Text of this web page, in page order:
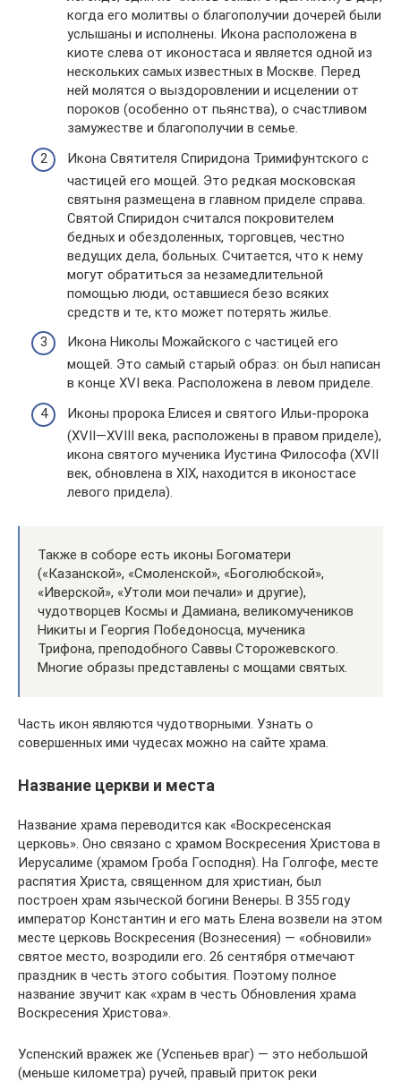
когда его молитвы о благополучии дочерей были
услышаны и исполнены. Икона расположена в
киоте слева от иконостаса и является одной из
нескольких самых известных в Москве. Перед
ней молятся о выздоровлении и исцелении от
пороков (особенно от пьянства), о счастливом
замужестве и благополучии в семье.
Икона Святителя Спиридона Тримифунтского с
частицей его мощей. Это редкая московская
святыня размещена в главном приделе справа.
Святой Спиридон считался покровителем
бедных и обездоленных, торговцев, честно
ведущих дела, больных. Считается, что к нему
могут обратиться за незамедлительной
помощью люди, оставшиеся безо всяких
средств и те, кто может потерять жилье.
Икона Николы Можайского с частицей его
мощей. Это самый старый образ: он был написан
в конце XVI века. Расположена в левом приделе.
Иконы пророка Елисея и святого Ильи-пророка
(XVII—XVIII века, расположены в правом приделе),
икона святого мученика Иустина Философа (XVII
век, обновлена в XIX, находится в иконостасе
левого придела).
Также в соборе есть иконы Богоматери
(«Казанской», «Смоленской», «Боголюбской»,
«Иверской», «Утоли мои печали» и другие),
чудотворцев Космы и Дамиана, великомучеников
Никиты и Георгия Победоносца, мученика
Трифона, преподобного Саввы Сторожевского.
Многие образы представлены с мощами святых.
Часть икон являются чудотворными. Узнать о
совершенных ими чудесах можно на сайте храма.
Название церкви и места
Название храма переводится как «Воскресенская
церковь». Оно связано с храмом Воскресения Христова в
Иерусалиме (храмом Гроба Господня). На Голгофе, месте
распятия Христа, священном для христиан, был
построен храм языческой богини Венеры. В 355 году
император Константин и его мать Елена возвели на этом
месте церковь Воскресения (Вознесения) — «обновили»
святое место, возродили его. 26 сентября отмечают
праздник в честь этого события. Поэтому полное
название звучит как «храм в честь Обновления храма
Воскресения Христова».
Успенский вражек же (Успеньев враг) — это небольшой
(меньше километра) ручей, правый приток реки